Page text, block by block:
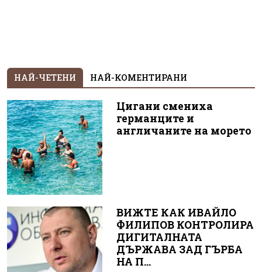
НАЙ-ЧЕТЕНИ НАЙ-КОМЕНТИРАНИ
Цигани смениха
германците и
англичаните на морето
ВИЖТЕ КАК ИВАЙЛО
ФИЛИПОВ КОНТРОЛИРА
ДИГИТАЛНАТА
ДЪРЖАВА ЗАД ГЪРБА
НА П...